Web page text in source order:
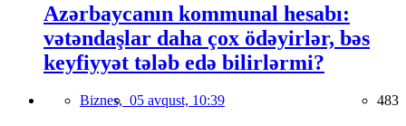
Azərbaycanın kommunal hesabı:
vətəndaşlar daha çox ödəyirlər, bəs
keyfiyyət tələb edə bilirlərmi?
Biznes, 05 avqust, 10:39 483